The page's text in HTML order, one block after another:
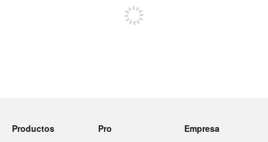
Productos
Pro
Empresa